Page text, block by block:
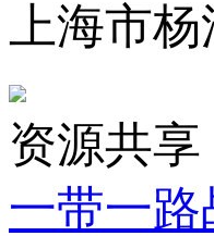
上海市
资源共享
一带一